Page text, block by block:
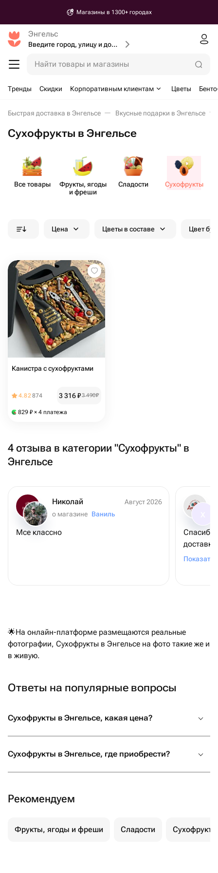
Магазины в 1300+ городах
Энгельс
Введите город, улицу и дом доставки
Найти товары и магазины
Тренды Скидки Корпоративным клиентам Цветы
Быстрая доставка в Энгельсе Вкусные подарки в Энгельсе
Сухофрукты в Энгельсе
Все товары
Фрукты, ягоды
и фреши
Сладости Сухо​фрукты
Цена Цветы в составе Цвет
Канистра с сухофруктами
4.82874 3 316₽3 490₽
829 ₽ × 4 платежа
4 отзыва в категории "Сухофрукты" в
Энгельсе
Николай
Август 2026
о магазине Ваниль
Мсе классно
Спасибо
Показать
🌟На онлайн-платформе размещаются реальные
фотографии, Сухофрукты в Энгельсе на фото такие же и
в живую.
Ответы на популярные вопросы
Сухофрукты в Энгельсе, какая цена?
Сухофрукты в Энгельсе, где приобрести?
Рекомендуем
Фрукты, ягоды и фреши Сладости Сухофрукты